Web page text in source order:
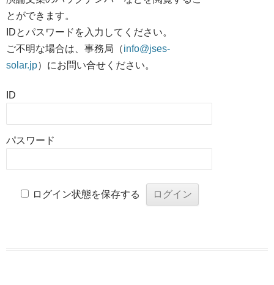
とができます。
IDとパスワードを入力してください。
ご不明な場合は、事務局（info@jses-
solar.jp）にお問い合せください。
ID
パスワード
ログイン状態を保存する